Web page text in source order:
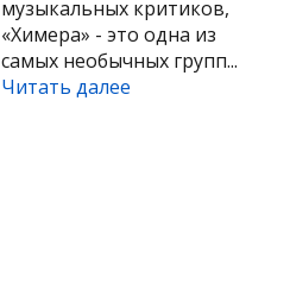
музыкальных критиков,
«Химера» - это одна из
самых необычных групп...
Читать далее